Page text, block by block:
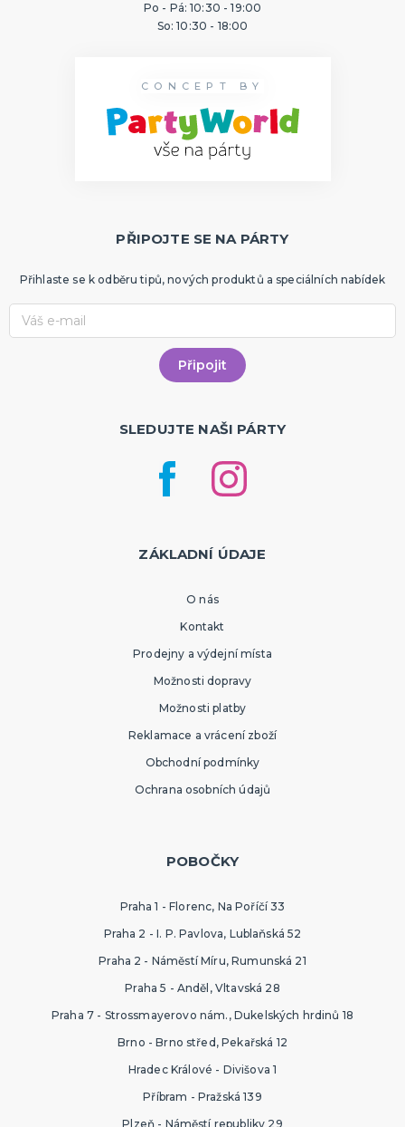
Po - Pá: 10:30 - 19:00
So: 10:30 - 18:00
CONCEPT BY
PŘIPOJTE SE NA PÁRTY
Přihlaste se k odběru tipů, nových produktů a speciálních nabídek
SLEDUJTE NAŠI PÁRTY
ZÁKLADNÍ ÚDAJE
O nás
Kontakt
Prodejny a výdejní místa
Možnosti dopravy
Možnosti platby
Reklamace a vrácení zboží
Obchodní podmínky
Ochrana osobních údajů
POBOČKY
Praha 1 - Florenc, Na Poříčí 33
Praha 2 - I. P. Pavlova, Lublaňská 52
Praha 2 - Náměstí Míru, Rumunská 21
Praha 5 - Anděl, Vltavská 28
Praha 7 - Strossmayerovo nám., Dukelských hrdinů 18
Brno - Brno střed, Pekařská 12
Hradec Králové - Divišova 1
Příbram - Pražská 139
Plzeň - Náměstí republiky 29